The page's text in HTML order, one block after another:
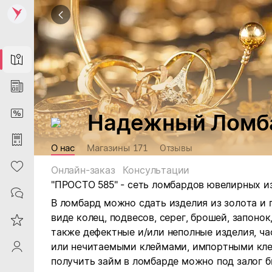
Map
News
DiscountCard
Purchases
Heart
Contacts
Reviews
ProfileSaby
Надежный
О нас Магазины 171 Отзывы
Онлайн-заказ
Консультации
"ПРОСТО 585" - сеть ломбардов ювелирных
В ломбард можно сдать изделия из золота
виде колец, подвесов, серег, брошей,
также дефектные и/или неполные изделия,
или нечитаемыми клеймами, импортными
получить займ в ломбарде можно под залог